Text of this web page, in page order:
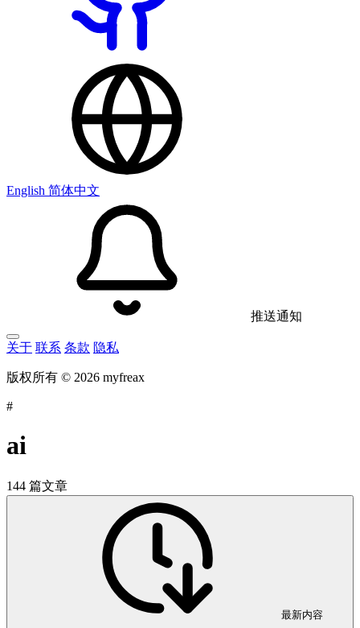
English 简体中文
推送通知
关于 联系 条款 隐私
版权所有 © 2026 myfreax
#
ai
144 篇文章
最新内容